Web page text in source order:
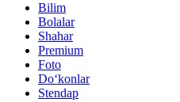
Bilim
Bolalar
Shahar
Premium
Foto
Do‘konlar
Stendap